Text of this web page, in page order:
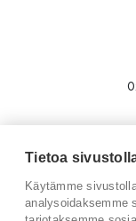
Tietoa
Käytämme
analysoidaksemme